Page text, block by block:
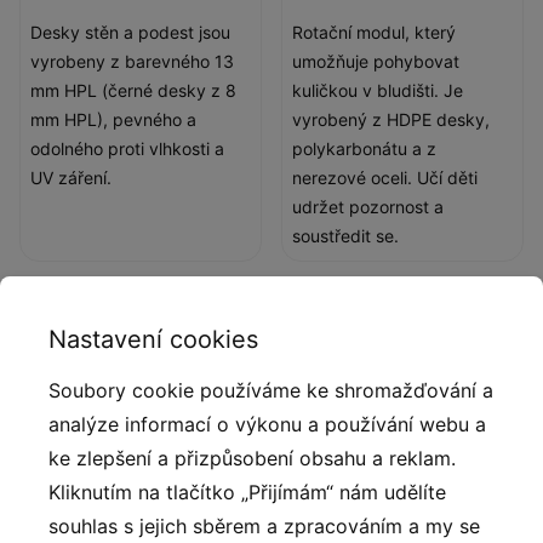
Desky stěn a podest jsou
vyrobeny z barevného 13
mm HPL (černé desky z 8
mm HPL), pevného a
odolného proti vlhkosti a
UV záření.
Rotační modul, který
umožňuje pohybovat
kuličkou v bludišti. Je
vyrobený z HDPE desky,
polykarbonátu a z
nerezové oceli. Učí děti
udržet pozornost a
soustředit se.
Nastavení cookies
Soubory cookie používáme ke shromažďování a
analýze informací o výkonu a používání webu a
ke zlepšení a přizpůsobení obsahu a reklam.
Kliknutím na tlačítko „Přijímám“ nám udělíte
souhlas s jejich sběrem a zpracováním a my se